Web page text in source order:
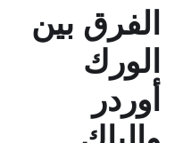
الفرق بين
الورك
أوردر